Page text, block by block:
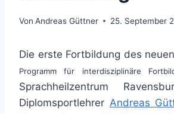
Von Andreas Güttner 25. September
Die erste Fortbildung des
Programm für interdisziplinäre
Sprachheilzentrum
Diplomsportlehrer Andreas